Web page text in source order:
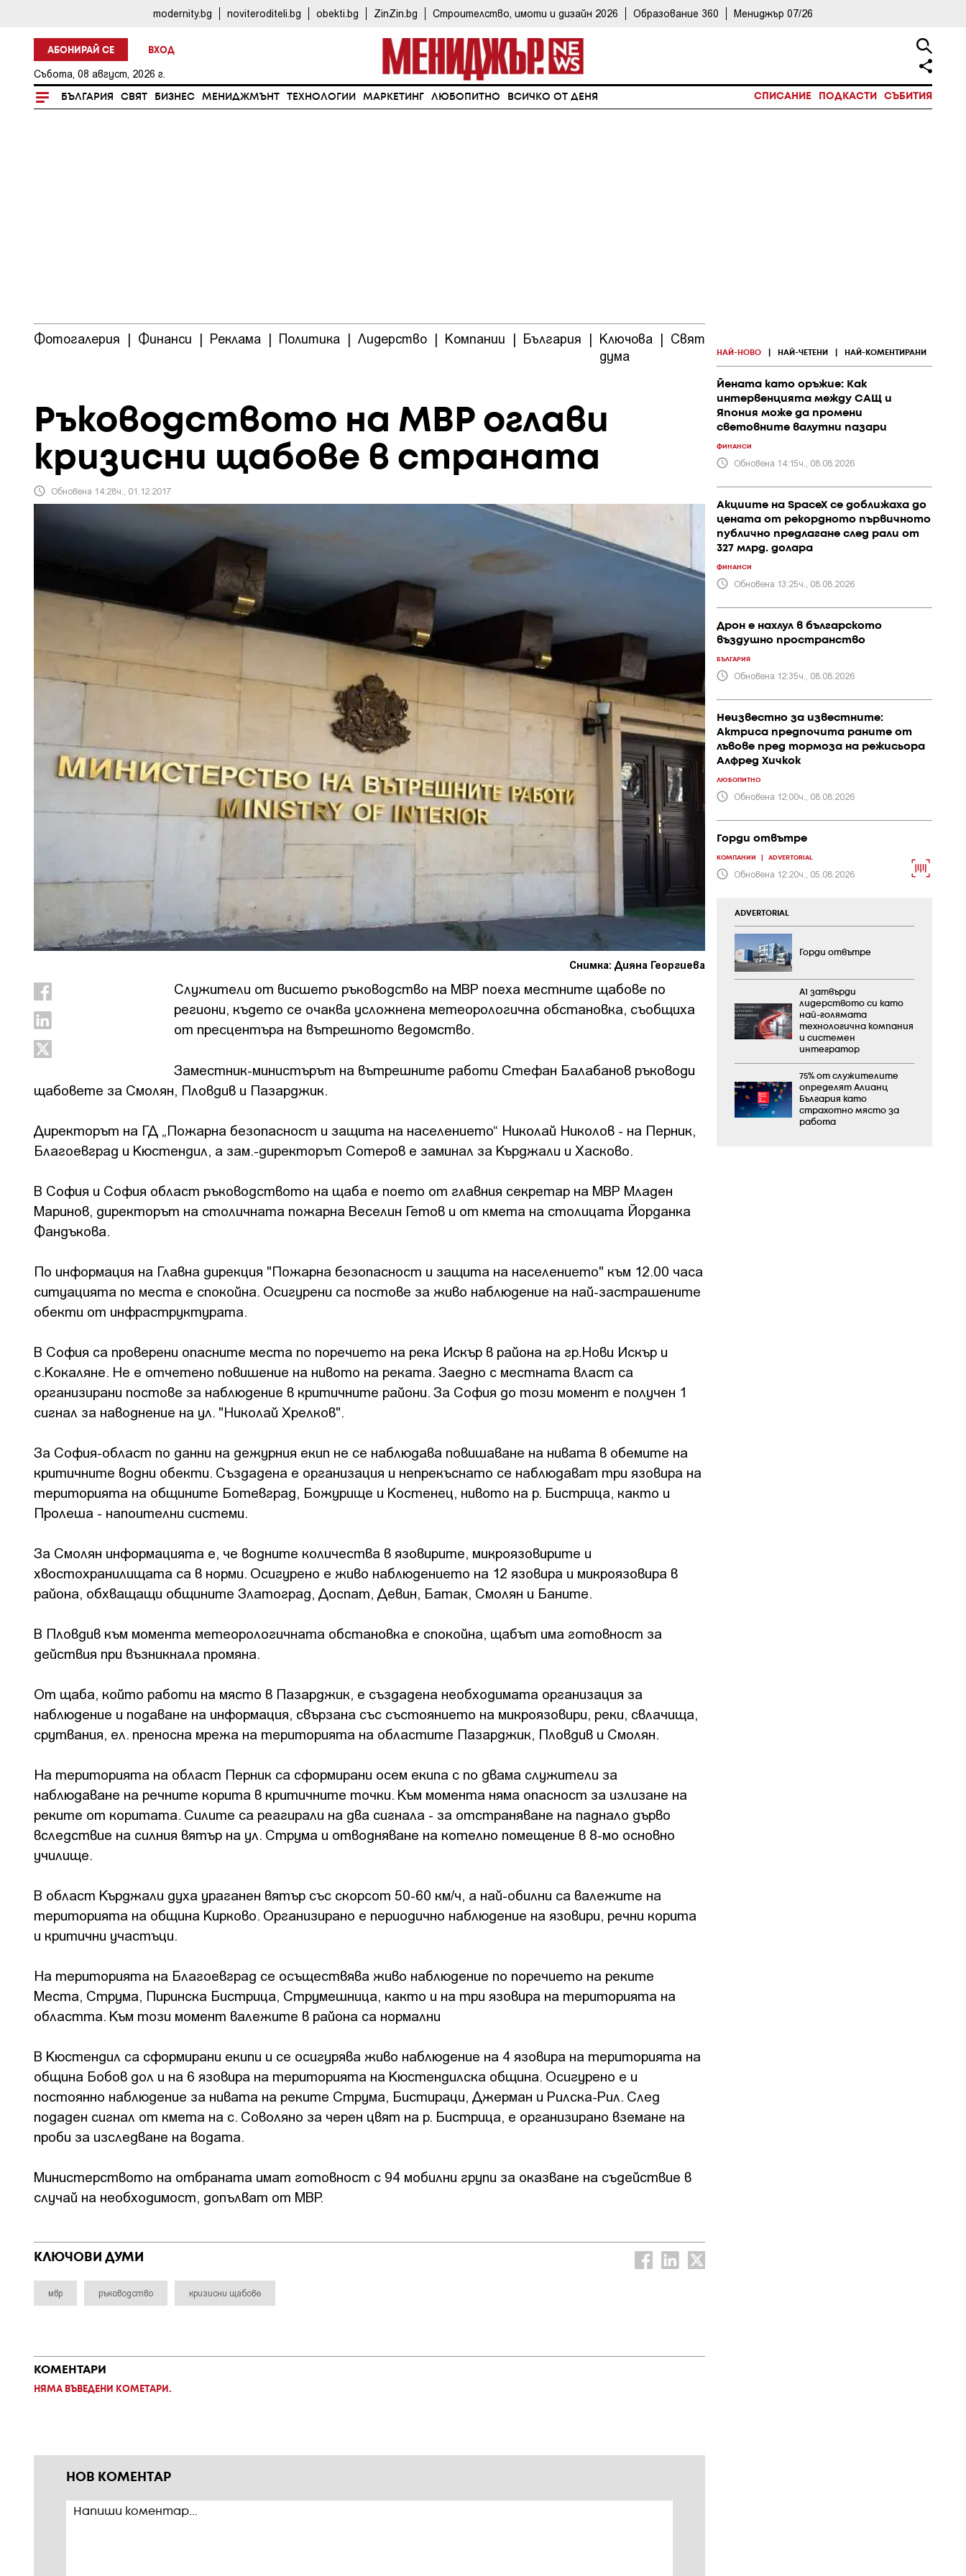
modernity.bg noviteroditeli.bg obekti.bg ZinZin.bg Строителство, имоти и дизайн 2026 Образование 360 Мениджър 07/26
АБОНИРАЙ СЕ ВХОД
Събота, 08 август, 2026 г.
БЪЛГАРИЯ СВЯТ БИЗНЕС МЕНИДЖМЪНТ ТЕХНОЛОГИИ МАРКЕТИНГ ЛЮБОПИТНО ВСИЧКО ОТ ДЕНЯ СПИСАНИЕ ПОДКАСТИ СЪБИТИЯ
Фотогалерия | Финанси | Реклама | Политика | Лидерство | Компании | България | Ключова
дума
| Свят
събития
Ръководството на МВР оглави
кризисни щабове в страната
Обновена 14:28ч., 01.12.2017
Снимка: Дияна Георгиева
Служители от висшето ръководство на МВР поеха местните щабове по
региони, където се очаква усложнена метеорологична обстановка, съобщиха
от пресцентъра на вътрешното ведомство.
Заместник-министърът на вътрешните работи Стефан Балабанов ръководи
щабовете за Смолян, Пловдив и Пазарджик.
Директорът на ГД „Пожарна безопасност и защита на населението“ Николай Николов - на Перник,
Благоевград и Кюстендил, а зам.-директорът Сотеров е заминал за Кърджали и Хасково.
В София и София област ръководството на щаба е поето от главния секретар на МВР Младен
Маринов, директорът на столичната пожарна Веселин Гетов и от кмета на столицата Йорданка
Фандъкова.
По информация на Главна дирекция "Пожарна безопасност и защита на населението" към 12.00 часа
ситуацията по места е спокойна. Осигурени са постове за живо наблюдение на най-застрашените
обекти от инфраструктурата.
В София са проверени опасните места по поречието на река Искър в района на гр.Нови Искър и
с.Кокаляне. Не е отчетено повишение на нивото на реката. Заедно с местната власт са
организирани постове за наблюдение в критичните райони. За София до този момент е получен 1
сигнал за наводнение на ул. "Николай Хрелков".
За София-област по данни на дежурния екип не се наблюдава повишаване на нивата в обемите на
критичните водни обекти. Създадена е организация и непрекъснато се наблюдават три язовира на
територията на общините Ботевград, Божурище и Костенец, нивото на р. Бистрица, както и
Пролеша - напоителни системи.
За Смолян информацията е, че водните количества в язовирите, микроязовирите и
хвостохранилищата са в норми. Осигурено е живо наблюдението на 12 язовира и микроязовира в
района, обхващащи общините Златоград, Доспат, Девин, Батак, Смолян и Баните.
В Пловдив към момента метеорологичната обстановка е спокойна, щабът има готовност за
действия при възникнала промяна.
От щаба, който работи на място в Пазарджик, е създадена необходимата организация за
наблюдение и подаване на информация, свързана със състоянието на микроязовири, реки, свлачища,
срутвания, ел. преносна мрежа на територията на областите Пазарджик, Пловдив и Смолян.
На територията на област Перник са сформирани осем екипа с по двама служители за
наблюдаване на речните корита в критичните точки. Към момента няма опасност за излизане на
реките от коритата. Силите са реагирали на два сигнала - за отстраняване на паднало дърво
вследствие на силния вятър на ул. Струма и отводняване на котелно помещение в 8-мо основно
училище.
В област Кърджали духа ураганен вятър със скорсот 50-60 км/ч, а най-обилни са валежите на
територията на община Кирково. Организирано е периодично наблюдение на язовири, речни корита
и критични участъци.
На територията на Благоевград се осъществява живо наблюдение по поречието на реките
Места, Струма, Пиринска Бистрица, Струмешница, както и на три язовира на територията на
областта. Към този момент валежите в района са нормални
В Кюстендил са сформирани екипи и се осигурява живо наблюдение на 4 язовира на територията на
община Бобов дол и на 6 язовира на територията на Кюстендилска община. Осигурено е и
постоянно наблюдение за нивата на реките Струма, Бистираци, Джерман и Рилска-Рил. След
подаден сигнал от кмета на с. Соволяно за черен цвят на р. Бистрица, е организирано вземане на
проби за изследване на водата.
Министерството на отбраната имат готовност с 94 мобилни групи за оказване на съдействие в
случай на необходимост, допълват от МВР.
КЛЮЧОВИ ДУМИ
мвр ръководство кризисни щабове
КОМЕНТАРИ
НЯМА ВЪВЕДЕНИ КОМЕТАРИ.
НОВ КОМЕНТАР
НАЙ-НОВО НАЙ-ЧЕТЕНИ НАЙ-КОМЕНТИРАНИ
Йената като оръжие: Как
интервенцията между САЩ и
Япония може да промени
световните валутни пазари
ФИНАНСИ
Обновена 14:15ч., 08.08.2026
Акциите на SpaceX се доближаха до
цената от рекордното първичното
публично предлагане след рали от
327 млрд. долара
ФИНАНСИ
Обновена 13:25ч., 08.08.2026
Дрон е нахлул в българското
въздушно пространство
БЪЛГАРИЯ
Обновена 12:35ч., 08.08.2026
Неизвестно за известните:
Актриса предпочита раните от
лъвове пред тормоза на режисьора
Алфред Хичкок
ЛЮБОПИТНО
Обновена 12:00ч., 08.08.2026
Горди отвътре
КОМПАНИИ ADVERTORIAL
Обновена 12:20ч., 05.08.2026
ADVERTORIAL
Горди отвътре
А1 затвърди
лидерството си като
най-голямата
технологична компания
и системен
интегратор
75% от служителите
определят Алианц
България като
страхотно място за
работа